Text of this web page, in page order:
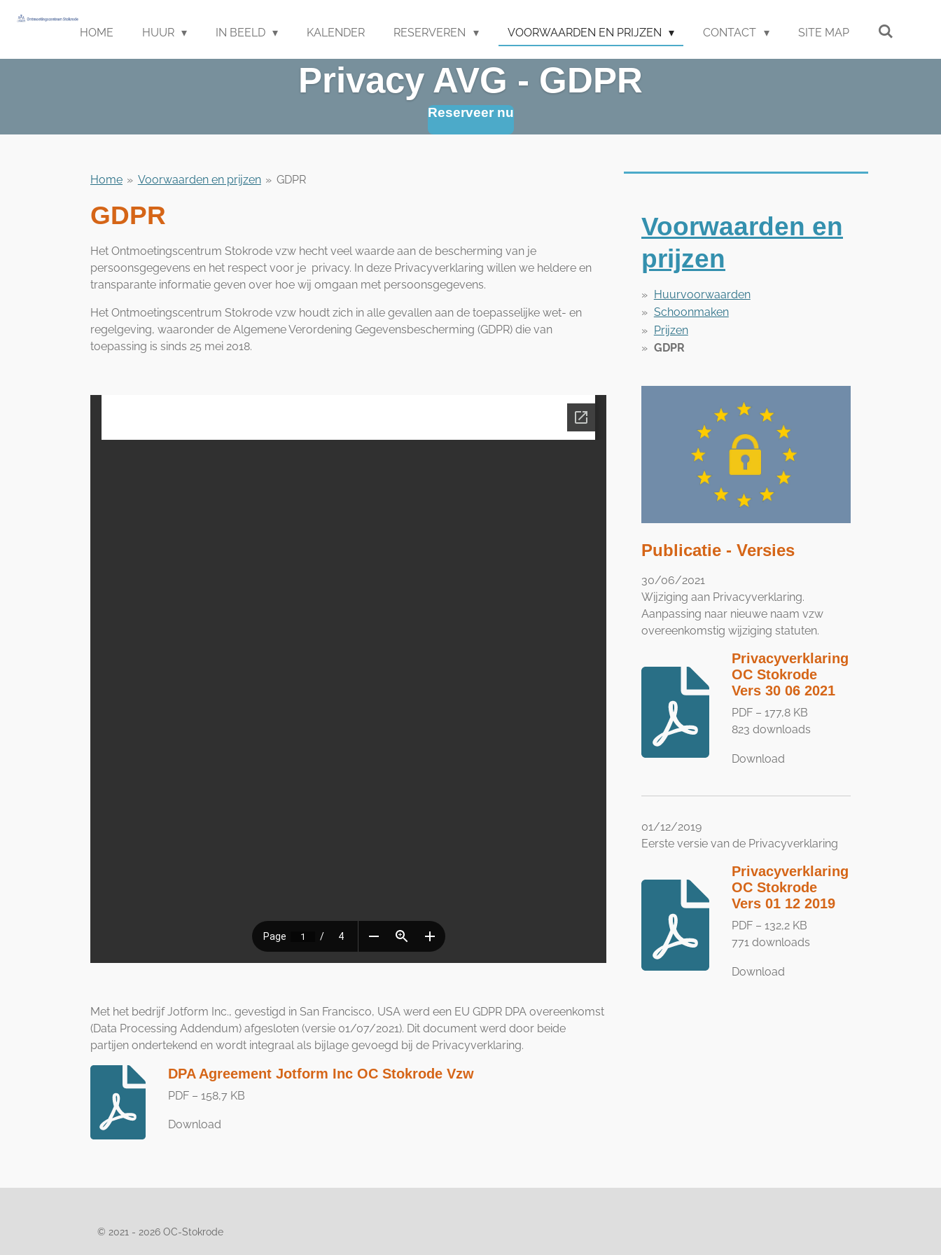
Ga
HOME HUUR IN BEELD KALENDER RESERVEREN VOORWAARDEN EN PRIJZEN CONTACT SITE MAP
Privacy AVG - GDPR
Reserveer nu
Home » Voorwaarden en prijzen » GDPR
GDPR
Het Ontmoetingscentrum Stokrode vzw hecht veel waarde aan de bescherming van je
persoonsgegevens en het respect voor je privacy. In deze Privacyverklaring willen we heldere en
transparante informatie geven over hoe wij omgaan met persoonsgegevens.
Het Ontmoetingscentrum Stokrode vzw houdt zich in alle gevallen aan de toepasselijke wet- en
regelgeving, waaronder de Algemene Verordening Gegevensbescherming (GDPR) die van
toepassing is sinds 25 mei 2018.
Met het bedrijf Jotform Inc., gevestigd in San Francisco, USA werd een EU GDPR DPA overeenkomst
(Data Processing Addendum) afgesloten (versie 01/07/2021). Dit document werd door beide
partijen ondertekend en wordt integraal als bijlage gevoegd bij de Privacyverklaring.
DPA Agreement Jotform Inc OC Stokrode Vzw
PDF – 158,7 KB
Download
Voorwaarden en
prijzen
Huurvoorwaarden
Schoonmaken
Prijzen
GDPR
Publicatie - Versies
30/06/2021
Wijziging aan Privacyverklaring.
Aanpassing naar nieuwe naam vzw
overeenkomstig wijziging statuten.
Privacyverklaring
OC Stokrode
Vers 30 06 2021
PDF – 177,8 KB
823 downloads
Download
01/12/2019
Eerste versie van de Privacyverklaring
Privacyverklaring
OC Stokrode
Vers 01 12 2019
PDF – 132,2 KB
771 downloads
Download
© 2021 - 2026 OC-Stokrode